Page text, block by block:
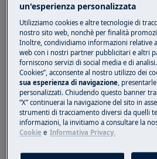
della spedizionee una email
tracciare/prenotare la tua
In caso non avessi ricevuto
email di conferma
ClientiElectroluxoAEG:
problemi con la disponibilità
Questo articolo è
un'esperienza personalizzata
Utilizziamo cookies e altre tecnologie di
nostro sito web, nonchè per finalità
Inoltre, condividiamo informazioni relative
web con i nostri partner pubblicitari e altri
forniscono servizi di social media e di analisi.
Cookies”, acconsente al nostro utilizzo dei
sua esperienza di navigazione,
personalizzati. Chiudendo questo banner
“X” continuerai la navigazione del sito in
strumenti di tracciamento diversi da quelli
informazioni, la invitiamo a consultare la
Cookie e Informativa Privacy.